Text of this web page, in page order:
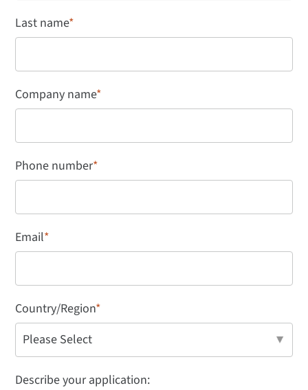
Last name*
Company name*
Phone number*
Email*
Country/Region*
Describe your application: